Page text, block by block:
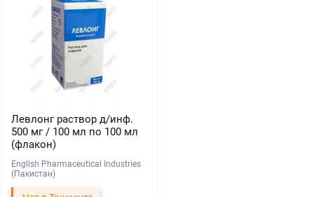
Левлонг раствор д/инф.
500 мг / 100 мл по 100 мл
(флакон)
English Pharmaceutical Industries
(Пакистан)